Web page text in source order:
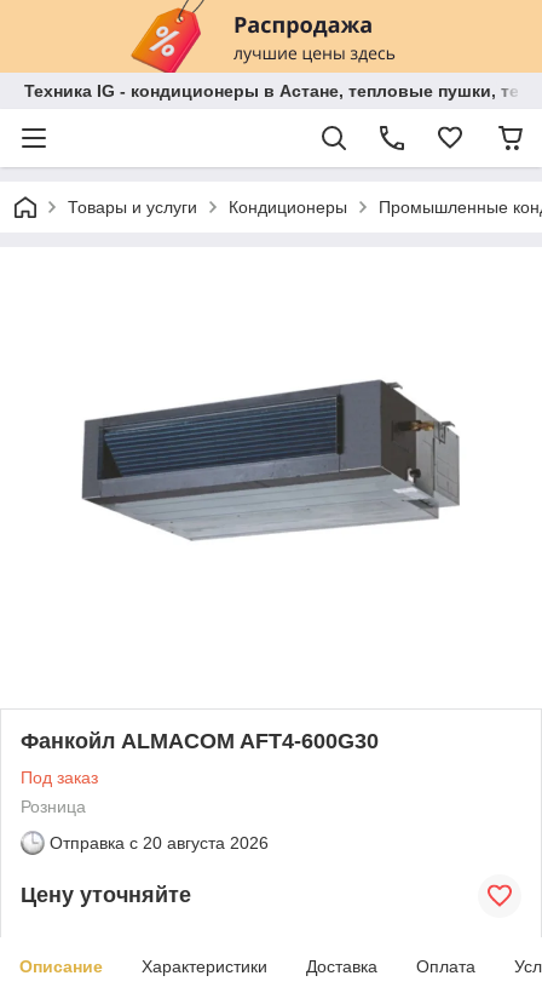
Техника IG - кондиционеры в Астане, тепловые пушки,
Товары и услуги Кондиционеры Промышленные
Фанкойл ALMACOM AFT4-600G30
Под заказ
Розница
Отправка с 20 августа 2026
Цену уточняйте
Описание Характеристики Доставка Оплата